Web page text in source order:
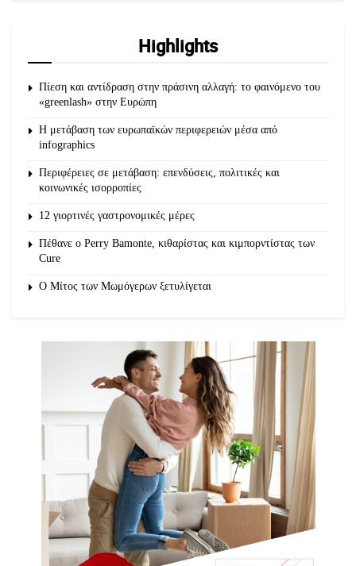
Highlights
Πίεση και αντίδραση στην πράσινη αλλαγή: το φαινόμενο του
«greenlash» στην Ευρώπη
Η μετάβαση των ευρωπαϊκών περιφερειών μέσα από
infographics
Περιφέρειες σε μετάβαση: επενδύσεις, πολιτικές και
κοινωνικές ισορροπίες
12 γιορτινές γαστρονομικές μέρες
Πέθανε ο Perry Bamonte, κιθαρίστας και κιμπορντίστας των
Cure
O Μίτος των Μωμόγερων ξετυλίγεται